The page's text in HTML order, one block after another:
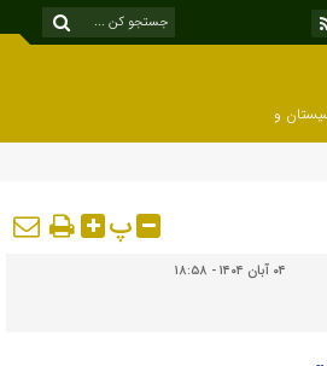
و
پ
۰۴ آبان ۱۴۰۴ - ۱۸:۵۸